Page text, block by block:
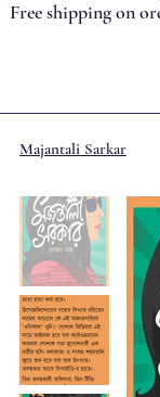
Free shipping on
Majantali Sarkar